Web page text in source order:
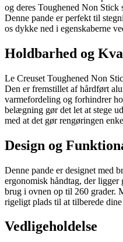
og deres Toughened Non Stick
Denne pande er perfekt til
os dykke ned i egenskaberne
Holdbarhed og
Le Creuset Toughened Non
Den er fremstillet af hårdført
varmefordeling og forhindrer
belægning gør det let at stege
med at det gør rengøringen
Design og
Denne pande er designet med
ergonomisk håndtag, der ligger
brug i ovnen op til 260 grader.
rigeligt plads til at tilberede
Vedligeholdelse